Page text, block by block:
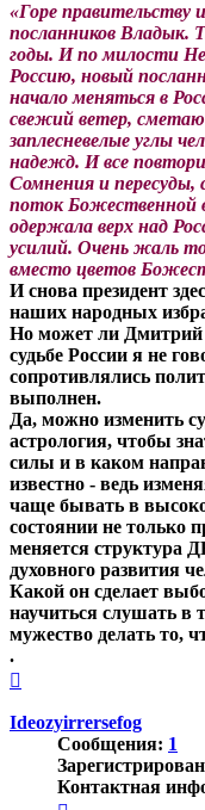
«Горе правительству
посланников Владык.
годы. И по милости
Россию, новый
начало меняться в
свежий ветер,
заплесневелые углы
надежд. И все
Сомнения и пересуды,
поток Божественной
одержала верх над
усилий. Очень жаль
вместо цветов
И снова президент
наших народных
Но может ли Дмитрий
судьбе России я не
сопротивлялись
выполнен.
Да, можно изменить
астрология, чтобы
силы и в каком
известно - ведь
чаще бывать в
состоянии не только
меняется структура
духовного развития
Какой он сделает
научиться слушать в
мужество делать то,
.
началу
Ideozyirrersefog
Сообщения: 1
Контактная